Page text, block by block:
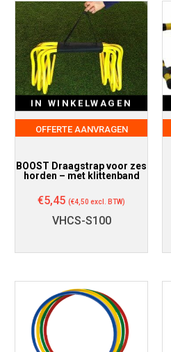
IN WINKELWAGEN
OFFERTE AANVRAGEN
BOOST Draagstrap voor zes
horden – met klittenband
€5,45 (€4,50 excl. BTW)
VHCS-S100